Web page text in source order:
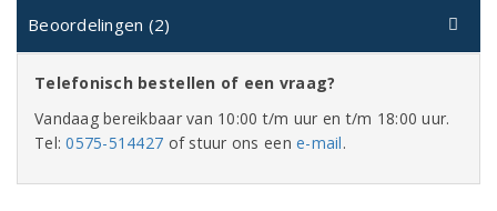
Beoordelingen (2)
Telefonisch bestellen of een vraag?
Vandaag bereikbaar van 10:00 t/m uur en t/m 18:00 uur.
Tel:0575-514427 of stuur ons eene-mail.